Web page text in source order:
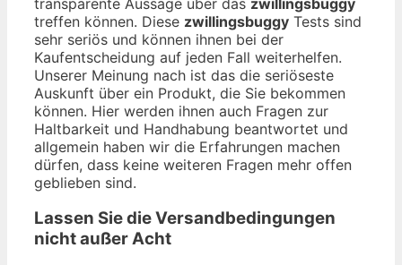
treffen können. Diese zwillingsbuggy Tests sind
sehr seriös und können ihnen bei der
Kaufentscheidung auf jeden Fall weiterhelfen.
Unserer Meinung nach ist das die seriöseste
Auskunft über ein Produkt, die Sie bekommen
können. Hier werden ihnen auch Fragen zur
Haltbarkeit und Handhabung beantwortet und
allgemein haben wir die Erfahrungen machen
dürfen, dass keine weiteren Fragen mehr offen
geblieben sind.
Lassen Sie die Versandbedingungen
nicht außer Acht